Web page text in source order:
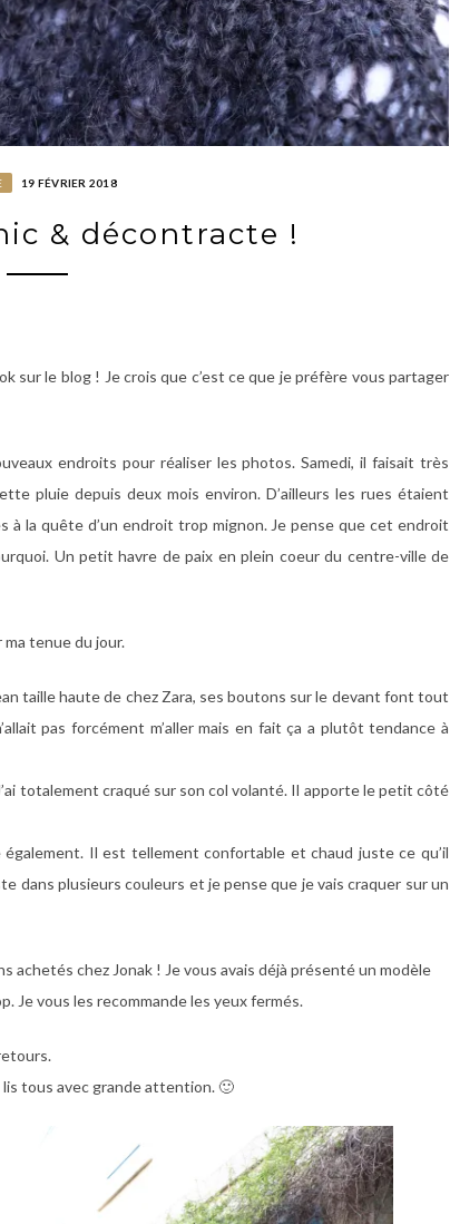
19 FÉVRIER 2018
& décontracte !
sur le blog ! Je crois que c’est ce que je préfère vous partager
endroits pour réaliser les photos. Samedi, il faisait très
pluie depuis deux mois environ. D’ailleurs les rues étaient
à la quête d’un endroit trop mignon. Je pense que cet endroit
Un petit havre de paix en plein coeur du centre-ville de
tenue du jour.
taille haute de chez Zara, ses boutons sur le devant font tout
pas forcément m’aller mais en fait ça a plutôt tendance à
totalement craqué sur son col volanté. Il apporte le petit côté
également. Il est tellement confortable et chaud juste ce qu’il
dans plusieurs couleurs et je pense que je vais craquer sur un
achetés chez Jonak ! Je vous avais déjà présenté un modèle
Je vous les recommande les yeux fermés.
lis tous avec grande attention. 🙂